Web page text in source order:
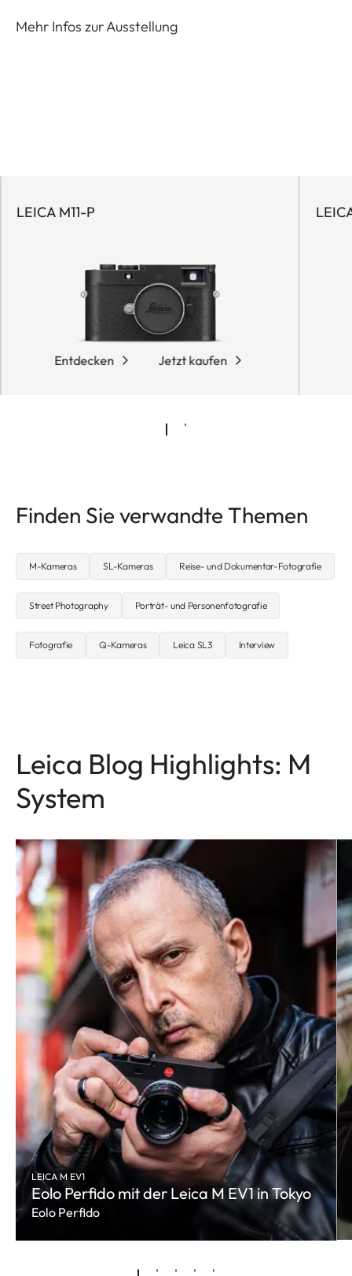
Mehr Infos zur Ausstellung
LEICA M11-P
Entdecken Jetzt kaufen
Finden Sie verwandte Themen
M-Kameras SL-Kameras Reise- und Dokumentar-Fotografie
Street Photography Porträt- und Personenfotografie
Fotografie Q-Kameras Leica SL3 Interview
Leica Blog Highlights: M
System
LEICA M EV1
Eolo Perfido mit der Leica M EV1 in Tokyo
Eolo Perfido